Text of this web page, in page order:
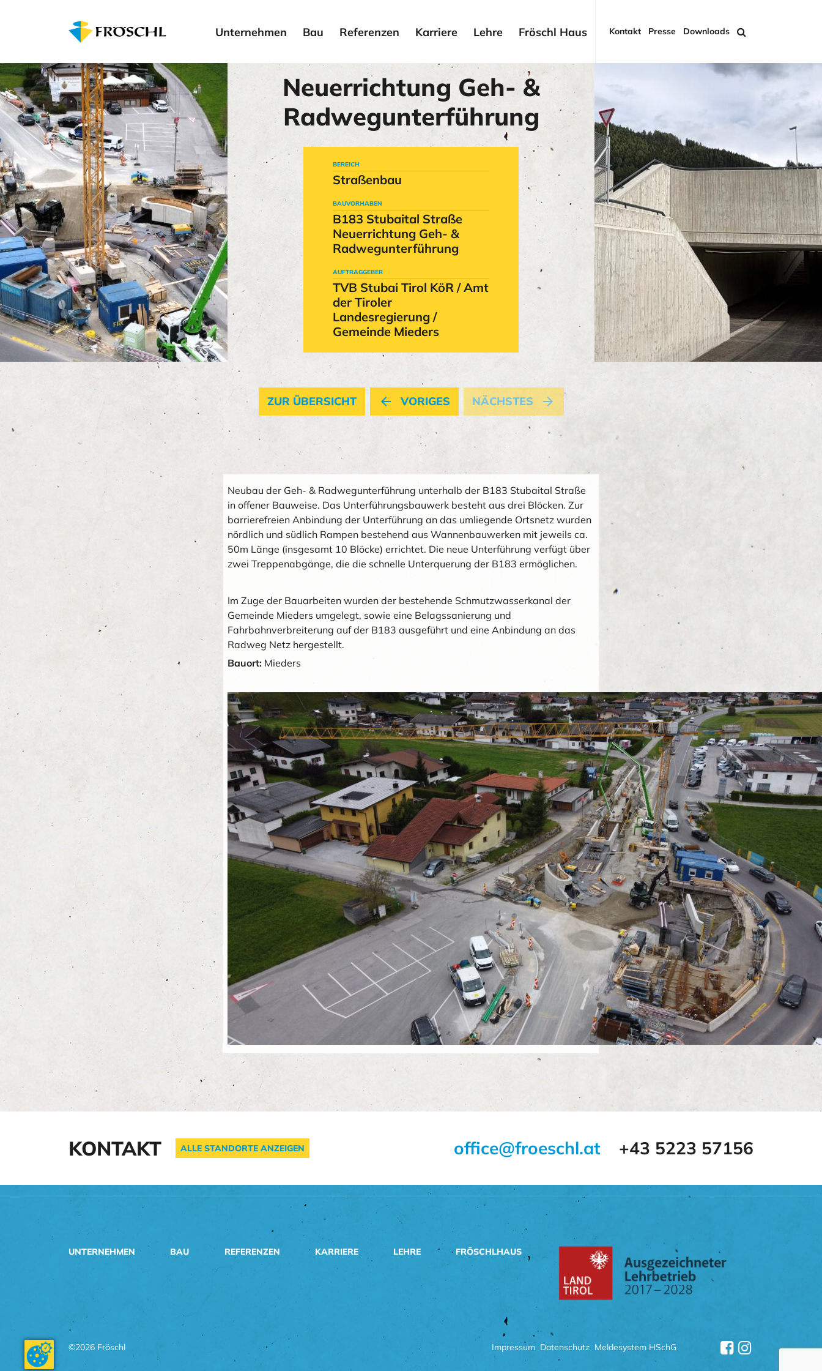
Unternehmen Bau Referenzen Karriere Lehre Fröschl Haus Kontakt Presse Downloads
Neuerrichtung Geh- &
Radwegunterführung
BEREICH
Straßenbau
BAUVORHABEN
B183 Stubaital Straße
Neuerrichtung Geh- &
Radwegunterführung
AUFTRAGGEBER
TVB Stubai Tirol KöR / Amt
der Tiroler
Landesregierung /
Gemeinde Mieders
ZUR ÜBERSICHT arrow_back VORIGES NÄCHSTES arrow_forward
Neubau der Geh- & Radwegunterführung unterhalb der B183 Stubaital Straße
in offener Bauweise. Das Unterführungsbauwerk besteht aus drei Blöcken. Zur
barrierefreien Anbindung der Unterführung an das umliegende Ortsnetz wurden
nördlich und südlich Rampen bestehend aus Wannenbauwerken mit jeweils ca.
50m Länge (insgesamt 10 Blöcke) errichtet. Die neue Unterführung verfügt über
zwei Treppenabgänge, die die schnelle Unterquerung der B183 ermöglichen.
Im Zuge der Bauarbeiten wurden der bestehende Schmutzwasserkanal der
Gemeinde Mieders umgelegt, sowie eine Belagssanierung und
Fahrbahnverbreiterung auf der B183 ausgeführt und eine Anbindung an das
Radweg Netz hergestellt.
Bauort: Mieders
KONTAKT ALLE STANDORTE ANZEIGEN office@froeschl.at +43 5223 57156
UNTERNEHMEN BAU REFERENZEN KARRIERE LEHRE FRÖSCHLHAUS
©2026 Fröschl Impressum Datenschutz Meldesystem HSchG